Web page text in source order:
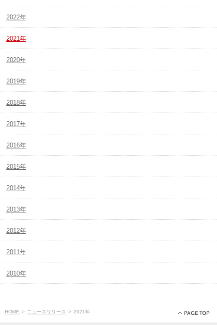
2022年
2021年
2020年
2019年
2018年
2017年
2016年
2015年
2014年
2013年
2012年
2011年
2010年
HOME > ニュースリリース > 2021年